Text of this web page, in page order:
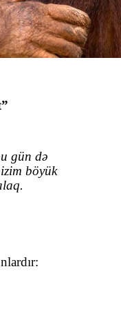
gün də
böyük